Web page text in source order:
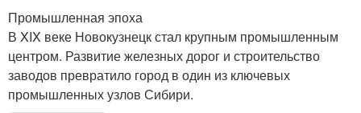
Промышленная эпоха
В XIX веке Новокузнецк стал крупным промышленным
центром. Развитие железных дорог и строительство
заводов превратило город в один из ключевых
промышленных узлов Сибири.